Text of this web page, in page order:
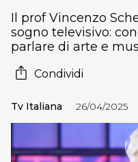
Il prof Vincenzo
sogno televisivo:
parlare di arte e
Condividi
Tv Italiana 26/04/2025